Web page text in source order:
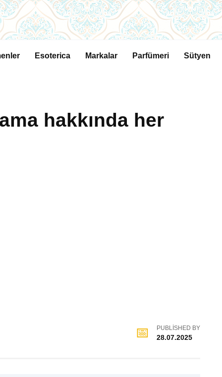
Esoterica Markalar Parfümeri Sütyen
hakkında her
PUBLISHED BY
28.07.2025